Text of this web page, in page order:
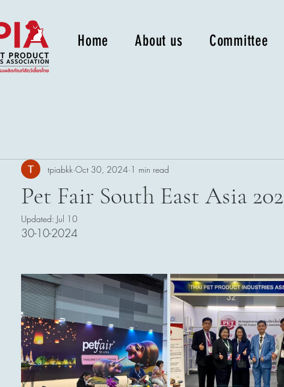
Home About us Committee
Pet Fair South East Asia
tpiabkk Oct 30, 2024 1 min read
Updated: Jul 10
30-10-2024